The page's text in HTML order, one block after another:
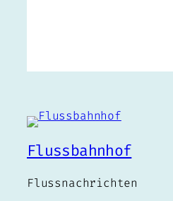
Flussbahnhof
Flussnachrichten